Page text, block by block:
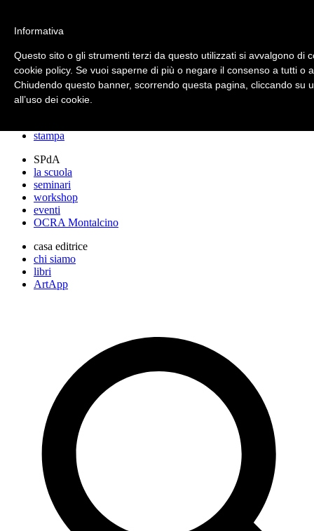
archos
lo studio
progetti
stampa
SPdA
la scuola
seminari
workshop
eventi
OCRA Montalcino
casa editrice
chi siamo
libri
ArtApp
Informativa
Questo sito o gli strumenti terzi da questo utilizzati si avvalgono di
cookie policy. Se vuoi saperne di più o negare il consenso a tutti o
Chiudendo questo banner, scorrendo questa pagina, cliccando
all’uso dei cookie.